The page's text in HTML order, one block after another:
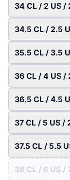
34 CL / 2 US /
34.5 CL / 2.5
35.5 CL / 3.5
36 CL / 4 US /
36.5 CL / 4.5
37 CL / 5 US /
37.5 CL / 5.5
38 CL / 6 US /